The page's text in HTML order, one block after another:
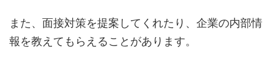
また、面接対策を提案してくれたり、企業の内部情
報を教えてもらえることがあります。